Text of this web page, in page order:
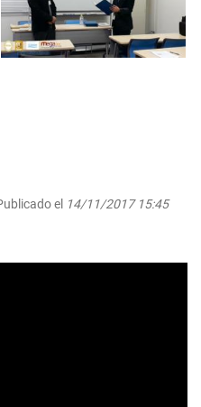
el 14/11/2017 15:45